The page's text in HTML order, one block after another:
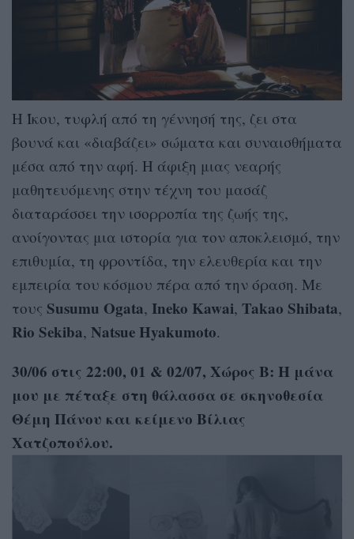
Η Ίκου, τυφλή από τη γέννησή της, ζει στα
βουνά και «διαβάζει» σώματα και συναισθήματα
μέσα από την αφή. Η άφιξη μιας νεαρής
μαθητευόμενης στην τέχνη του μασάζ
διαταράσσει την ισορροπία της ζωής της,
ανοίγοντας μια ιστορία για τον αποκλεισμό, την
επιθυμία, τη φροντίδα, την ελευθερία και την
εμπειρία του κόσμου πέρα από την όραση. Με
τους Susumu Ogata, Ineko Kawai, Takao Shibata,
Rio Sekiba, Natsue Hyakumoto.
30/06 στις 22:00, 01 & 02/07, Χώρος Β: Η μάνα
μου με πέταξε στη θάλασσα σε σκηνοθεσία
Θέμη Πάνου και κείμενο Βίλιας
Χατζοπούλου.